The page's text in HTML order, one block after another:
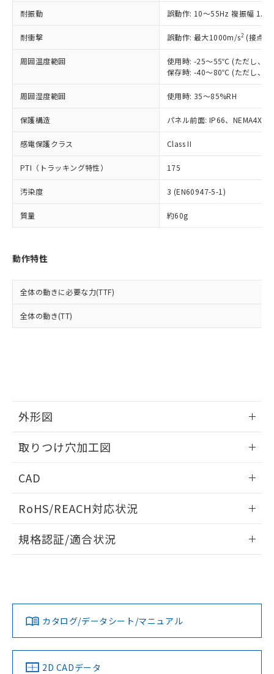
耐振動 誤動作: 10～55Hz 複振幅
耐衝撃 誤動作: 最大1000m/s2 (接点
周囲温度範囲
使用時: -25～55℃ (ただし、氷
保存時: -40～80℃ (ただし、氷
周囲湿度範囲 使用時: 35～85%RH
保護構造 パネル前面: IP66、NEMA4X,
感電保護クラス Class II
PTI（トラッキング特性） 175
汚染度 3 (EN60947-5-1)
質量 約60g
動作特性
全体の動きに必要な力(TTF)
全体の動き(TT)
外形図
取りつけ穴加工図
CAD
ドすることができます。
ログイン/会員登録
ダウンロードデータをご利用いただく前に、以下を必ずお読
みください。
ソフトウェアの使用条件
RoHS/REACH対応状況
EU RoHS 注意事項・凡例
対応済み
中国 RoHS 注意事項・凡例
規格認証/適合状況
LR型式承認
（イギリス
船舶規格）
DNV型式承認
（ノルウェー
BV型式承認
（フランス
KR型式
（韓国
カタログ/データシート/マニュアル
2D CADデータ
記載している更新日時点での社内デー
タに基づき作成されるものであり、閲
覧された時点での実際の在庫および標
準価格とは異なる場合があることをご
正式な納期状況および標準価格はお客
様のお取引先、またはお客様担当のオ
ムロン制御機器販売店・当社販売員に
オムロン制御機器販売店や当社販売拠
販売ネットワーク
」をご確認
ください。
在庫状況および標準価格結果を当社の
事前の承諾なく第三者に漏洩または開
示しないようお願いします。
マイパーツ機能（部品リスト作成サー
ビス）をご利用いただくには、I-Web
メンバーズにご登録されている必要が
および当社の共同利用者が、当社の製
品・サービスに関するお客様との取
をご了承ください。
※当社の共同利用者とは、"個人情報
鉛(Pb) 1000ppm以下、 水銀(Hg) 1000ppm以下、 カド
六価クロム(Cr(Ⅵ)) 1000ppm以下、ポリ臭化ビフェニル
類(PBB) 1000ppm以下、ポリ臭化ジフェニルエーテル類
(PBDE) 1000ppm以下、フタル酸ビス(2-エチルヘキシ
ル) (DEHP)(別名：DOP) 1000ppm以下、フタル酸ブチ
ルベンジル（BBP） 1000ppm以下、フタル酸ジブチル
（DBP） 1000ppm以下、フタル酸ジイソブチル
(DIBP) 1000ppm以下
但し、RoHS指令で産業用監視および制御機器に対する
適用除外項目は除く。
フタル酸エステル類の４物質については閾値を超える意
図的な使用がないことを確認しています。
※2 対応予定月
部品在庫の切り替え状況などにより、予定
月が前後することがあります。
下記の非含有証明書をダウンロードするこ
とができます。
EU RoHS指令（10物質）の非含有証明書
物質の対応では、対応完了までの期間は出
荷製品に未対応品が混在することから備考
既に当社にて対応品への在庫切替を完了
していることから、特段のことがない限
り、2022年1月12日より割愛しておりま
*中国RoHS10物質の基準値 (GB/T26572)：
Pb(鉛) :1000ppm、 Hg(水銀) : 1000ppm、 Cd(カドミウ
Cr(Ⅵ)(六価クロム) : 1000ppm、 PBBs(ポリ臭化ビフェ
ニル類) : 1000ppm、 PBDEs(ポリ臭化ジフェニルエーテ
ル) : 1000ppm、
DEHP(フタル酸ビス(2-エチルヘキシル)) : 1000ppm
※2 環境保護使用期限
「ｅ」：有害物質（10物質）のすべてが基
準値以下であることを示します。
「10」：通常の使用状況下において有害物
質が外部に漏えいし、環境に深刻な影響を
及ぼさない年数を意味します。
（以下｢規制貨物等」という）を輸出
または国外への提供する場合は、日本
国政府の輸出許可(または役務取引許
可)を取得するなどの必要な手続きを
当社は規制貨物を破棄する場合は、完
全に破砕するなど、違法に輸出されな
いよう必要な手段を講じます。
当社は貴社製品を、核兵器、ミサイ
ル、化学兵器、生物兵器またはその他
武器並びにこれらの製造装置等に一切
使用いたしません。
当社は、貴社製品を第三者に販売する
場合は、上記1、2および3の内容を当
該第三者に通知します。また当社は、
販売先および販売に係わる関係者が違
法に輸出するおそれがある場合は、取
り引きをいたしません。
○ 一定数以上の在庫あり
△ 一定数には満たないが在庫あり
在庫なし(最新の在庫状況につ
いては、お客様のお取引先、ま
たはお客様担当のオムロン制御
機器販売店・当社販売員にご確
認ください)
受注生産機種、また在庫状況の
情報を公開していない機種